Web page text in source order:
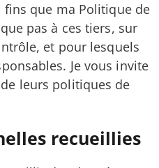
fins que ma Politique de
pas à ces tiers, sur
et pour lesquels
Je vous invite
leurs politiques de
recueillies